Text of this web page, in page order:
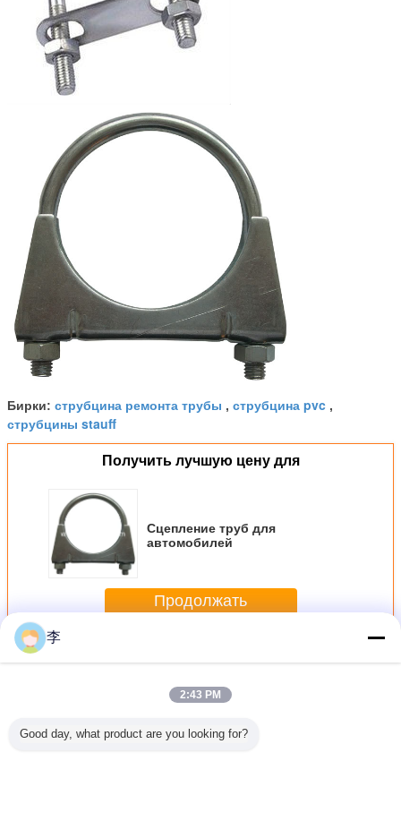
Бирки: струбцина ремонта трубы , струбцина pvc ,
струбцины stauff
Получить лучшую цену для
Сцепление труб для
автомобилей
Продолжать
Больше
李
2:43 PM
Good day, what product are you looking for?